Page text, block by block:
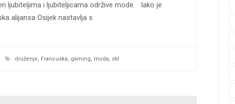
ljubiteljima i ljubiteljicama održive mode. Iako je
alijansa Osijek nastavlja s
druženje, Francuska, gaming, moda, stil